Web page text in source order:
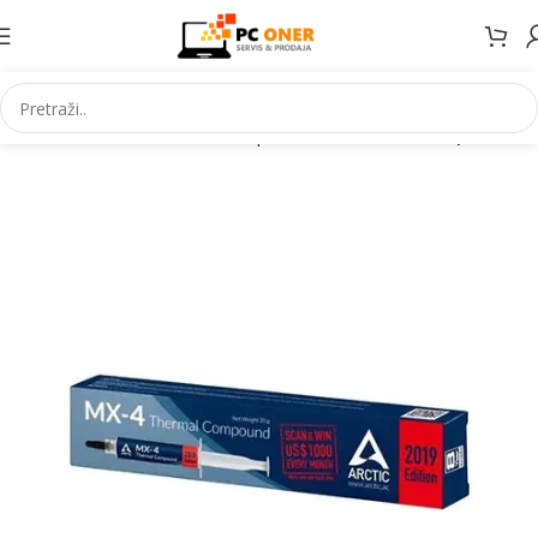
Početna Informatika PC komponente CPU cooler-i i paste